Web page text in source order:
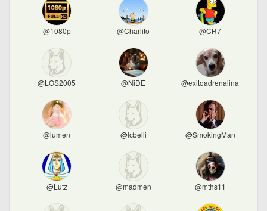
@1080p @Charlito @CR7
@LOS2005 @NiDE @exitoadrenalina
@lumen @lcbelli @SmokingMan
@Lutz @madmen @mths11